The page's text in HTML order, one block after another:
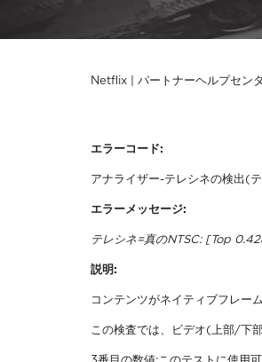
Netflix | パートナーヘルプセン
エラーコード:
アナライザー-テレシネの検出(
エラーメッセージ:
テレシネ=真のNTSC: [Top
説明:
コンテンツがネイティブフレー
この検査では、ビデオ(上部/下